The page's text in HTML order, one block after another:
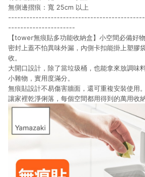
無側邊摺痕：寬 25cm 以上
----------------------
【tower無痕貼多功能收納盒】小空間必備好物
密封上蓋不怕異味外漏，內側卡扣能掛上塑膠
收。
大開口設計，除了當垃圾桶，也能拿來放調味
小雜物，實用度滿分。
無痕貼設計不易傷害牆面，還可重複安裝使用。
讓家裡乾淨俐落，每個空間都用得到的萬用收